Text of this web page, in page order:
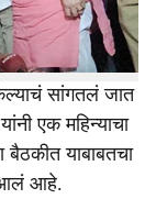
घेतलं.
सांगतलं जात
एक महिन्याचा
बैठकीत याबाबतचा
आलं आहे.